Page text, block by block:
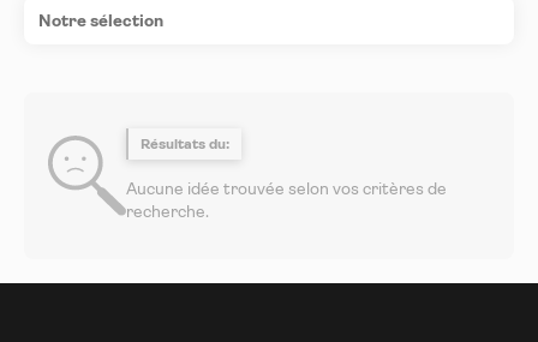
Notre sélection
Résultats du:
Aucune idée trouvée selon vos critères de
recherche.